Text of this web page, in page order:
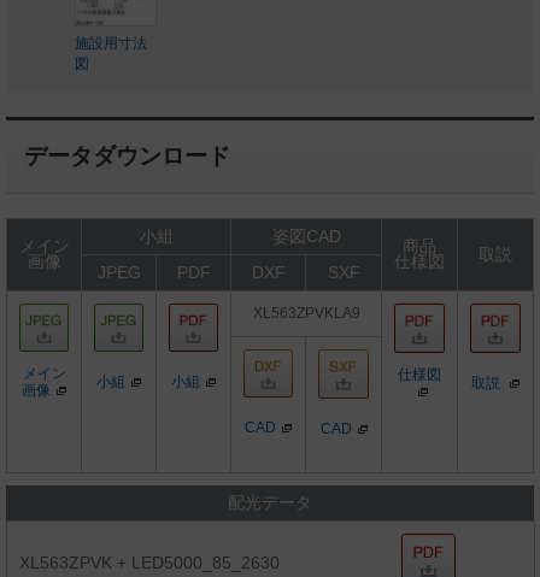
施設用寸法
図
データダウンロード
メイン
画像
小組 姿図CAD
商品
仕様図
取説
JPEG
PDF DXF SXF
メイン
画像
小組 小組
XL563ZPVKLA9
仕様図 取説
CAD CAD
配光データ
XL563ZPVK + LED5000_85_2630